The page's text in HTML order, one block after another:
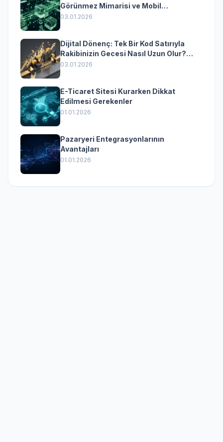
Görünmez Mimarisi ve Mobil
Dönüşümün Kurumsal Anahtarı
03.01.2026
Dijital Dönenç: Tek Bir Kod Satırıyla
Rakibinizin Gecesi Nasıl Uzun Olur?
(Kurumsal Yazılımın Güçlü Rolü)
03.01.2026
E-Ticaret Sitesi Kurarken Dikkat
Edilmesi Gerekenler
01.01.2026
Pazaryeri Entegrasyonlarının
Avantajları
01.01.2026